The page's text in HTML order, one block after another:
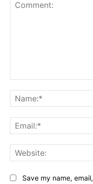
Save my name,